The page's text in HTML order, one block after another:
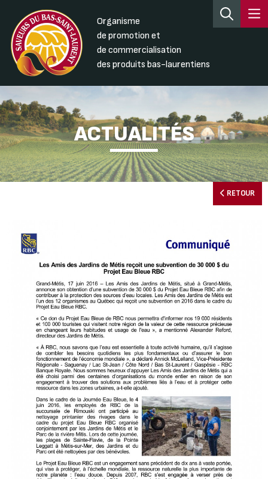
Organisme
de promotion et
de commercialisation
des produits bas-laurentiens
ACTUALITÉS
RETOUR